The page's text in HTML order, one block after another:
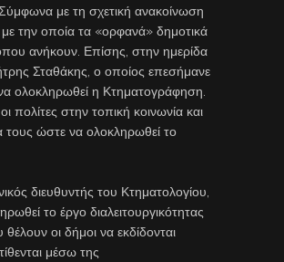
Σύμφωνα με τη σχετική ανακοίνωση
την οποία τα «ορφανά» δημοτικά
ανήκουν. Επίσης, στην ημερίδα
Σταθάκης, ο οποίος επεσήμανε
ολοκληρωθεί η Κτηματογράφηση.
πολίτες στην τοπική κοινωνία και
τους ώστε να ολοκληρωθεί το
διευθυντής του Κτηματολογίου,
το έργο διαλειτουργικότητας
οι δήμοι να εκδίδονται
μέσω της